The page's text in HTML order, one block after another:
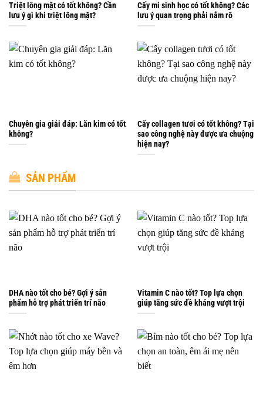
Triệt lông mặt có tốt không? Cần
lưu ý gì khi triệt lông mặt?
Cấy mi sinh học có tốt không? Các
lưu ý quan trọng phải nắm rõ
Chuyên gia giải đáp: Lăn kim có tốt
không?
Cấy collagen tươi có tốt không? Tại
sao công nghệ này được ưa chuộng
hiện nay?
SẢN PHẨM
DHA nào tốt cho bé? Gợi ý sản
phẩm hỗ trợ phát triển trí não
Vitamin C nào tốt? Top lựa chọn
giúp tăng sức đề kháng vượt trội